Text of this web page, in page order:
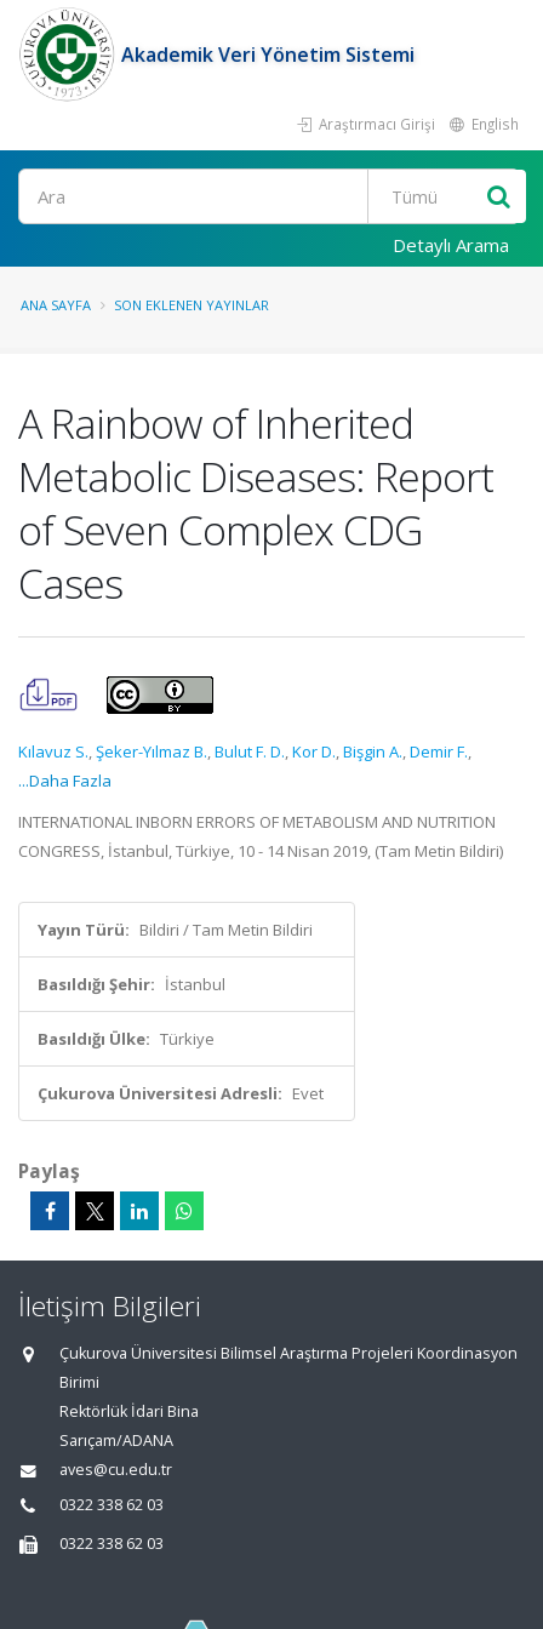
Akademik Veri Yönetim Sistemi
Araştırmacı Girişi English
Ara
Detaylı Arama
ANA SAYFA SON EKLENEN YAYINLAR
A Rainbow of Inherited
Metabolic Diseases: Report
of Seven Complex CDG
Cases
Kılavuz S.,Şeker-Yılmaz B.,Bulut F. D.,Kor D.,Bişgin A.,Demir F.,
...Daha Fazla
INTERNATIONAL INBORN ERRORS OF METABOLISM AND NUTRITION
CONGRESS, İstanbul, Türkiye, 10 - 14 Nisan 2019, (Tam Metin Bildiri)
Yayın Türü: Bildiri / Tam Metin Bildiri
Basıldığı Şehir: İstanbul
Basıldığı Ülke: Türkiye
Çukurova Üniversitesi Adresli: Evet
Paylaş
İletişim Bilgileri
Çukurova Üniversitesi Bilimsel Araştırma Projeleri Koordinasyon
Birimi
Rektörlük İdari Bina
Sarıçam/ADANA
aves@cu.edu.tr
0322 338 62 03
0322 338 62 03